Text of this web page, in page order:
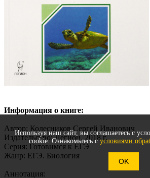
Информация о книге:
Автор: Колесников Сергей Иванович
Издательство: Легион, 2018 г.
Серия: Готовимся к ЕГЭ
Жанр: ЕГЭ. Биология
Аннотация:
Используя наш сайт, вы соглашаетесь с
cookie. Ознакомьтесь сусловиями
OK